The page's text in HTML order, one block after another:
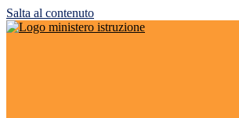
Salta al contenuto